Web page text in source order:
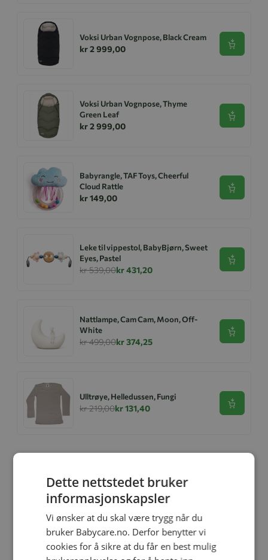
Voksi Urban Vognpose, Black Cream
kr 2 999,00 Se
Voksi Urban Vognpose, Thyme
Green Leaf
kr 2 999,00
Se
Babyrangle, TAF Toys, Cheerful
Cloud Rattle
kr 149,00
Se
Leke til vippestol, BabyBjørn, Sweet
Eyes, Pastel
kr 539,00kr 431,20
Se
Nattlampe, Cam Cam, Moon, Off-
White
kr 499,00kr 374,25
Se
Ulltrøye, Helledussen, Fungi
kr 219,00kr 131,40 Se
-25%
Dette nettstedet bruker
informasjonskapsler
Vi ønsker at du skal være trygg når du
bruker Babycare.no. Derfor benytter vi
cookies for å sikre at du får en best mulig